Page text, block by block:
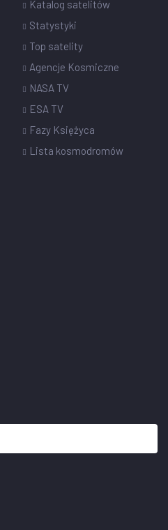
Katalog satelitów
Statystyki
Top satelity
Agencje Kosmiczne
NASA TV
ESA TV
Fazy Księżyca
Lista kosmodromów